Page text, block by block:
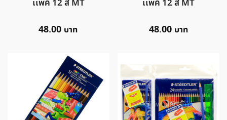
เเพค 12 สี MT
48.00
เเพค 12 สี MT
48.00